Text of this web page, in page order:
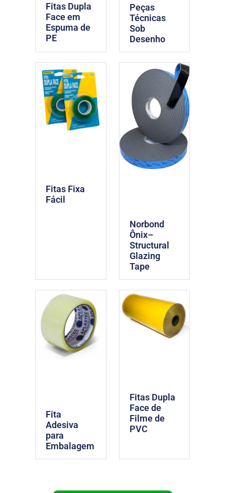
Fitas Dupla
Face em
Espuma de
PE
Peças
Técnicas
Sob
Desenho
Fitas Fixa
Fácil
Norbond
Ônix–
Structural
Glazing
Tape
Fita
Adesiva
para
Embalagem
Fitas Dupla
Face de
Filme de
PVC